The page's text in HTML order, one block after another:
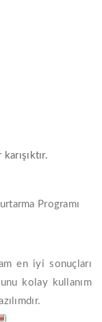
Programı
en iyi sonuçları
kolay kullanım